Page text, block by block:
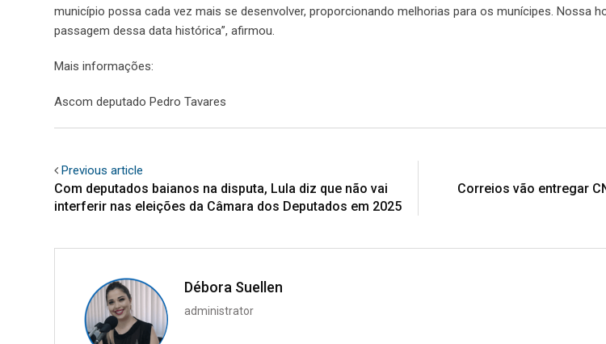
município possa cada vez mais se desenvolver, proporcionando melhorias para os munícipes. Nossa
passagem dessa data histórica”, afirmou.
Mais informações:
Ascom deputado Pedro Tavares
Previous article
Com deputados baianos na disputa, Lula diz que não vai
interferir nas eleições da Câmara dos Deputados em 2025
Correios vão entregar
Débora Suellen
administrator